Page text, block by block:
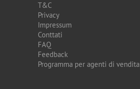
T&C
Privacy
Impressum
Conttati
FAQ
Feedback
Programma per agenti di vendita